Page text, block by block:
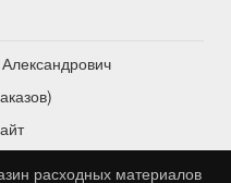
расходных материалов